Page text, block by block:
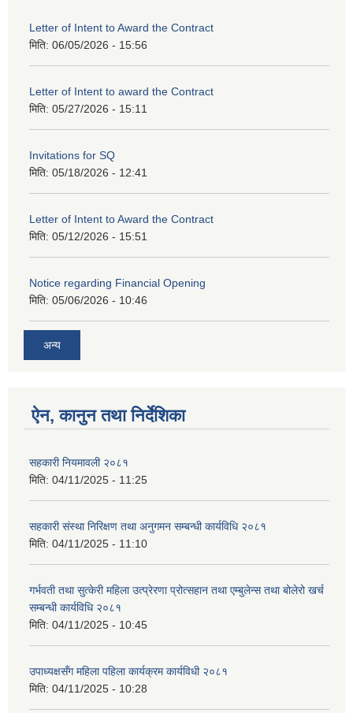
Letter of Intent to Award the Contract
मिति: 06/05/2026 - 15:56
Letter of Intent to award the Contract
मिति: 05/27/2026 - 15:11
Invitations for SQ
मिति: 05/18/2026 - 12:41
Letter of Intent to Award the Contract
मिति: 05/12/2026 - 15:51
Notice regarding Financial Opening
मिति: 05/06/2026 - 10:46
अन्य
ऐन, कानुन तथा निर्देशिका
सहकारी नियमावली २०८१
मिति: 04/11/2025 - 11:25
सहकारी संस्था निरिक्षण तथा अनुगमन सम्बन्धी कार्यविधि २०८१
मिति: 04/11/2025 - 11:10
गर्भवती तथा सुत्केरी महिला उत्प्रेरणा प्रोत्सहान तथा एम्बुलेन्स तथा बोलेरो खर्च
सम्बन्धी कार्यविधि २०८१
मिति: 04/11/2025 - 10:45
उपाध्यक्षसँग महिला पहिला कार्यक्रम कार्यविधी २०८१
मिति: 04/11/2025 - 10:28